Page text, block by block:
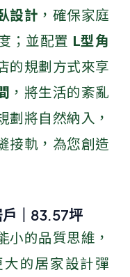
設計 ，確保家庭
；並配置 L型角
的規劃方式來享
，將生活的紊亂
劃將自然納入，
接軌，為您創造
戶｜83.57坪
小的品質思維，
的居家設計彈